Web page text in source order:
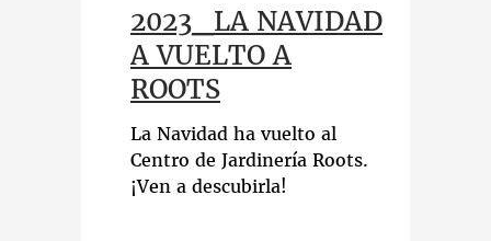
2023_LA NAVIDAD
A VUELTO A
ROOTS
La Navidad ha vuelto al
Centro de Jardinería Roots.
¡Ven a descubirla!